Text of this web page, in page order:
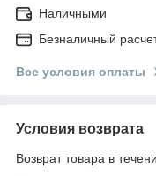
Наличными
Безналичный
Все условия оплаты
Условия возврата
Возврат товара в